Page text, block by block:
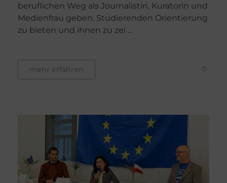
beruflichen Weg als Journalistin, Kuratorin und
Medienfrau geben. Studierenden Orientierung
zu bieten und ihnen zu zei ...
mehr erfahren 0